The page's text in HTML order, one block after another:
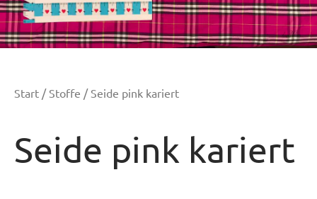
Start / Stoffe / Seide pink kariert
Seide pink kariert